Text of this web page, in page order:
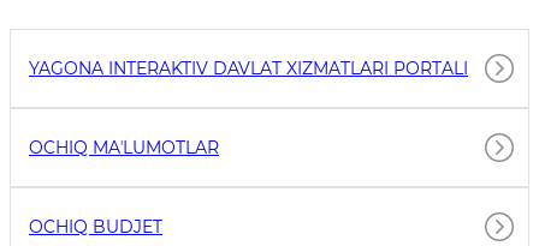
YAGONA INTERAKTIV DAVLAT XIZMATLARI PORTALI
OCHIQ MAʼLUMOTLAR
OCHIQ BUDJET